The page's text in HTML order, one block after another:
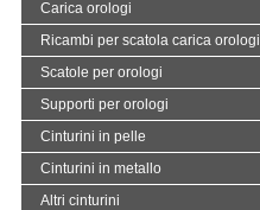
Carica orologi
Ricambi per scatola carica orologi
Scatole per orologi
Supporti per orologi
Cinturini in pelle
Cinturini in metallo
Altri cinturini